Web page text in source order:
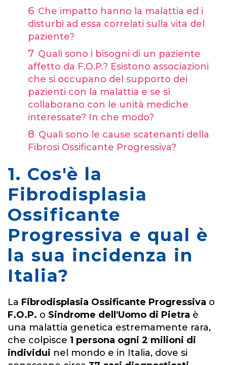
Che impatto hanno la malattia ed i
disturbi ad essa correlati sulla vita del
paziente?
Quali sono i bisogni di un paziente
affetto da F.O.P.? Esistono associazioni
che si occupano del supporto dei
pazienti con la malattia e se sì
collaborano con le unità mediche
interessate? In che modo?
Quali sono le cause scatenanti della
Fibrosi Ossificante Progressiva?
1. Cos'è la
Fibrodisplasia
Ossificante
Progressiva e qual è
la sua incidenza in
Italia?
La Fibrodisplasia Ossificante Progressiva o
F.O.P. o Sindrome dell'Uomo di Pietra è
una malattia genetica estremamente rara,
che colpisce 1 persona ogni 2 milioni di
individui nel mondo e in Italia, dove si